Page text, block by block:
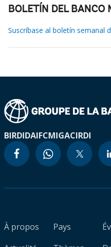
BOLETÍN DEL BANCO
Suscríbase al boletín semanal
BIRDIDAIFCMIGACIRDI
À propos
Pays